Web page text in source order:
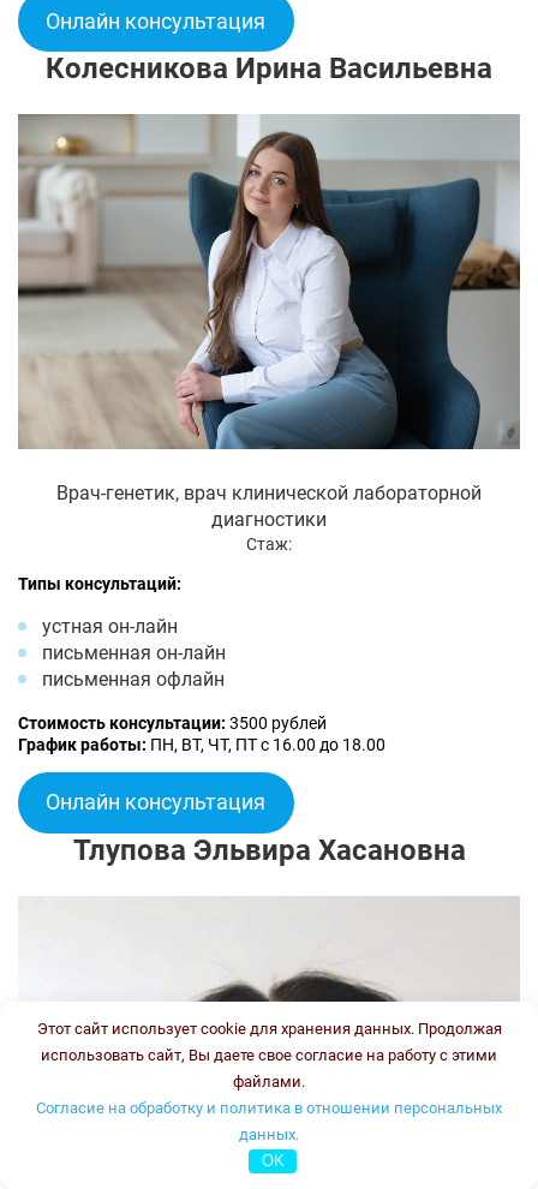
Онлайн консультация
Колесникова Ирина Васильевна
Врач-генетик, врач клинической лабораторной
диагностики
Стаж:
Типы консультаций:
устная он-лайн
письменная он-лайн
письменная офлайн
Стоимость консультации: 3500 рублей
График работы: ПН, ВТ, ЧТ, ПТ с 16.00 до 18.00
Онлайн консультация
Тлупова Эльвира Хасановна
Этот сайт использует cookie для хранения данных. Продолжая
использовать сайт, Вы даете свое согласие на работу с этими
файлами.
Согласие на обработку и политика в отношении персональных
данных.
OK